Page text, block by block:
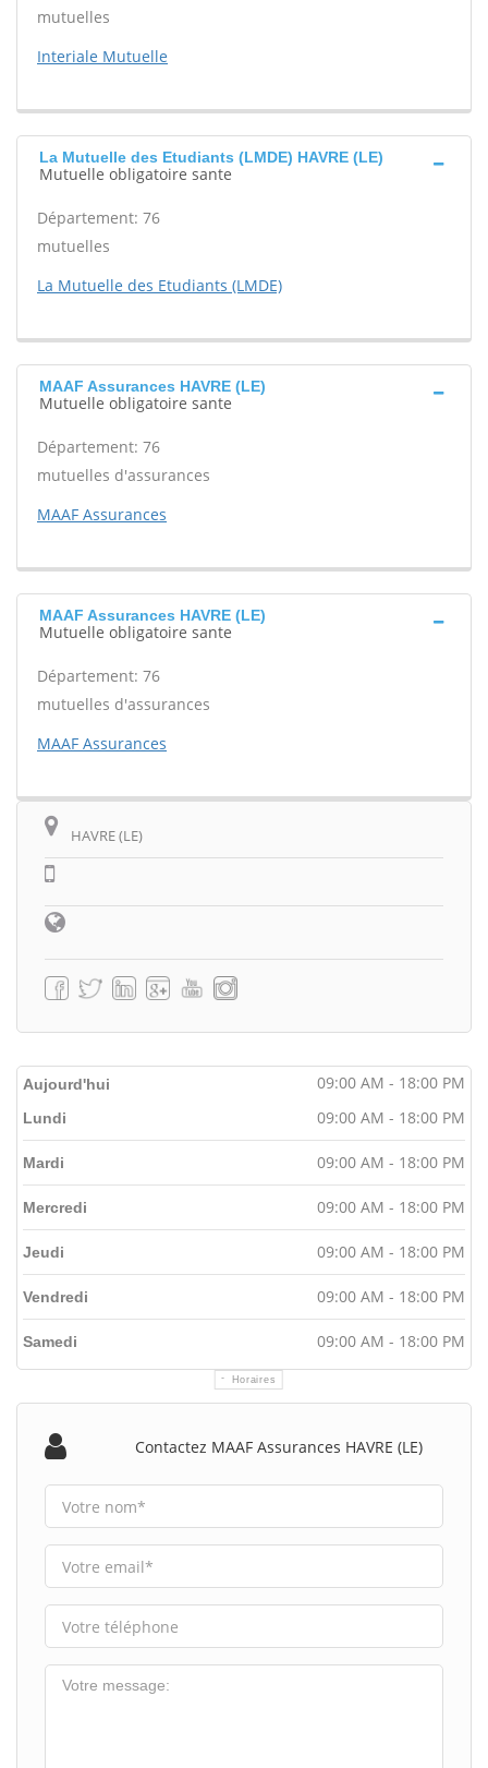
mutuelles
Interiale Mutuelle
La Mutuelle des Etudiants (LMDE) HAVRE (LE)
Mutuelle obligatoire sante
Département: 76
mutuelles
La Mutuelle des Etudiants (LMDE)
MAAF Assurances HAVRE (LE)
Mutuelle obligatoire sante
Département: 76
mutuelles d'assurances
MAAF Assurances
MAAF Assurances HAVRE (LE)
Mutuelle obligatoire sante
Département: 76
mutuelles d'assurances
MAAF Assurances
HAVRE (LE)
Aujourd'hui 09:00 AM - 18:00 PM
Horaires
Lundi 09:00 AM - 18:00 PM
Mardi 09:00 AM - 18:00 PM
Mercredi 09:00 AM - 18:00 PM
Jeudi 09:00 AM - 18:00 PM
Vendredi 09:00 AM - 18:00 PM
Samedi 09:00 AM - 18:00 PM
Contactez MAAF Assurances HAVRE (LE)